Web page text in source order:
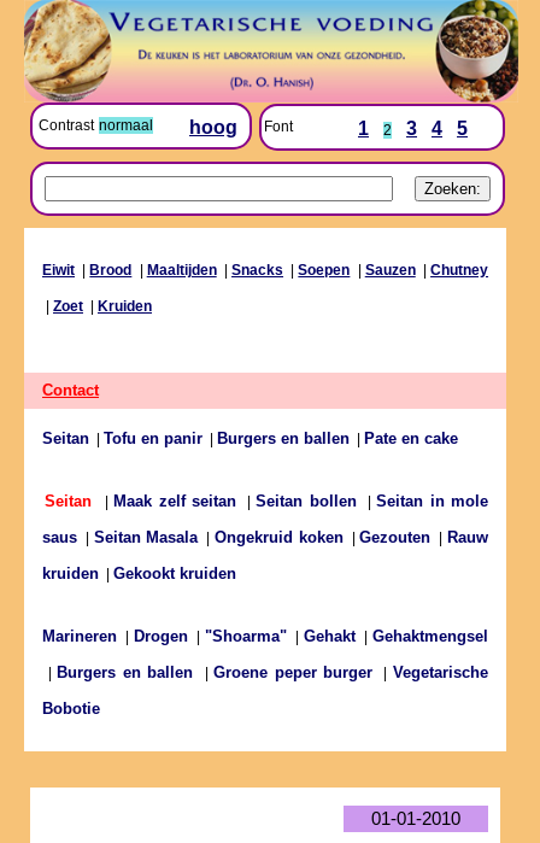
Contrast normaal hoog Font 1 2 3 4 5
Eiwit Brood Maaltijden|Snacks |Soepen Sauzen|Chutney
Zoet Kruiden
Contact
Seitan Tofu en panir Burgers en ballen Pate en cake
Seitan Maak zelf seitan |Seitan bollen|Seitan in mole
saus
Seitan Masala|Ongekruid koken|Gezouten
Rauw
kruiden
Gekookt kruiden
Marineren Drogen "Shoarma" Gehakt|Gehaktmengsel
Burgers en ballen |Groene peper burger |Vegetarische
Bobotie
01-01-2010